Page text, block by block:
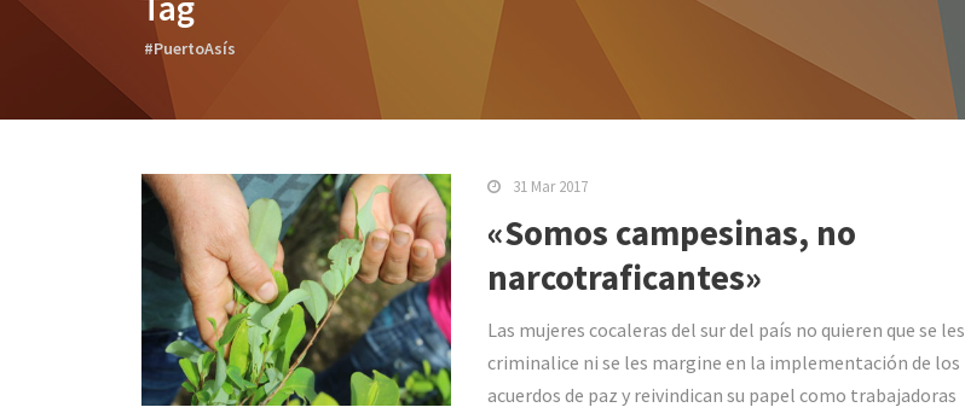
#PuertoAsís
31 Mar 2017
«Somos campesinas, no
narcotraficantes»
Las mujeres cocaleras del sur del país no quieren que se les
criminalice ni se les margine en la implementación de los
acuerdos de paz y reivindican su papel como trabajadoras